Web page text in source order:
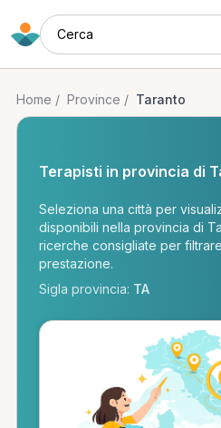
Cerca
Home / Province / Taranto
Terapisti in provincia di
Seleziona una città per
disponibili nella provincia di
ricerche consigliate per
prestazione.
Sigla provincia: TA